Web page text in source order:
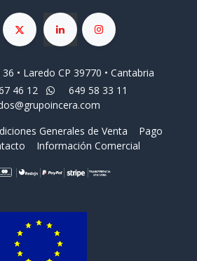
• Laredo CP 39770 • Cantabria
46 12
649 58 33 11
Generales de Venta
Pago
Información Comercial